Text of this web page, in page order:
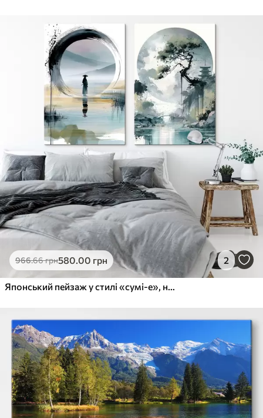
966.66грн580.00 грн 2
Японський пейзаж у стилі «сумі-е», на якому зображено струнку сосну, міст і пагоду на тлі спокійних вод; самурай, коло «енсо», акварельний пейзаж